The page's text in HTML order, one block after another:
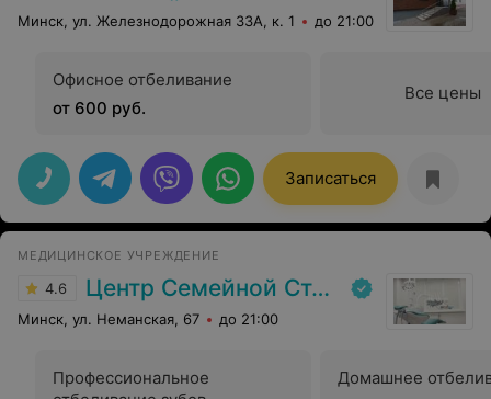
Минск, ул. Железнодорожная 33А, к. 1 до 21:00
Офисное отбеливание
от 600 руб.
Все цены
Записаться
МЕДИЦИНСКОЕ УЧРЕЖДЕНИЕ
4.6 Центр Семейной Стоматологии
Минск, ул. Неманская, 67 до 21:00
Профессиональное
Домашнее